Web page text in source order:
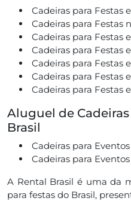
Cadeiras para Festas
Cadeiras para Festas
Cadeiras para Festas
Cadeiras para Festas
Cadeiras para Festas
Cadeiras para Festas
Cadeiras para Festas
Aluguel de
Brasil
Cadeiras para
Cadeiras para
A Rental Brasil é uma da
para festas do Brasil,